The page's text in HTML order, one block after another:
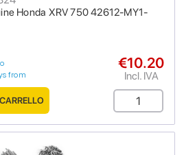
Honda XRV 750 42612-MY1-
from
€10.20
Incl. IVA